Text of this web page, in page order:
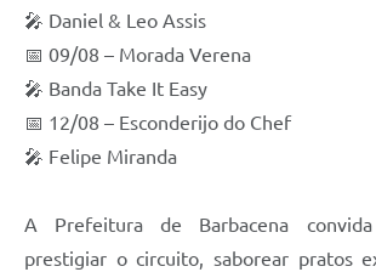
🎤 Daniel & Leo Assis
📅 09/08 – Morada Verena
🎤 Banda Take It Easy
📅 12/08 – Esconderijo do Chef
🎤 Felipe Miranda
A Prefeitura de Barbacena
prestigiar o circuito, saborear pratos